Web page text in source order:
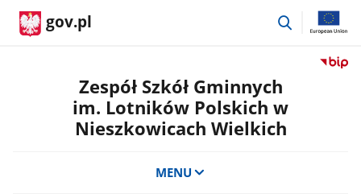
gov.pl
przejdź
Przejdź
Zespół Szkół Gminnych
im. Lotników Polskich w
Nieszkowicach Wielkich
MENU